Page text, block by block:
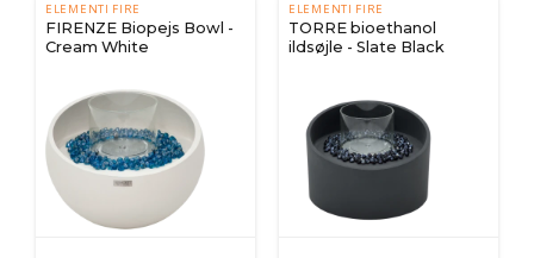
ELEMENTI FIRE
FIRENZE Biopejs Bowl -
Cream White
ELEMENTI FIRE
TORRE bioethanol
ildsøjle - Slate Black